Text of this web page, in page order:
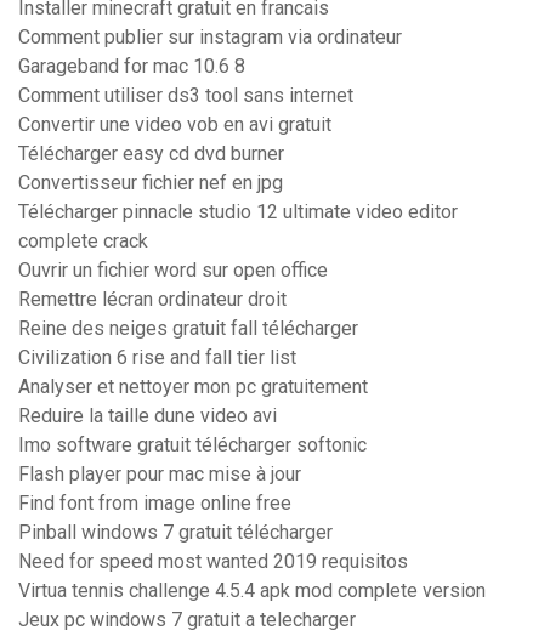
Installer minecraft gratuit en francais
Comment publier sur instagram via ordinateur
Garageband for mac 10.6 8
Comment utiliser ds3 tool sans internet
Convertir une video vob en avi gratuit
Télécharger easy cd dvd burner
Convertisseur fichier nef en jpg
Télécharger pinnacle studio 12 ultimate video editor
complete crack
Ouvrir un fichier word sur open office
Remettre lécran ordinateur droit
Reine des neiges gratuit fall télécharger
Civilization 6 rise and fall tier list
Analyser et nettoyer mon pc gratuitement
Reduire la taille dune video avi
Imo software gratuit télécharger softonic
Flash player pour mac mise à jour
Find font from image online free
Pinball windows 7 gratuit télécharger
Need for speed most wanted 2019 requisitos
Virtua tennis challenge 4.5.4 apk mod complete version
Jeux pc windows 7 gratuit a telecharger